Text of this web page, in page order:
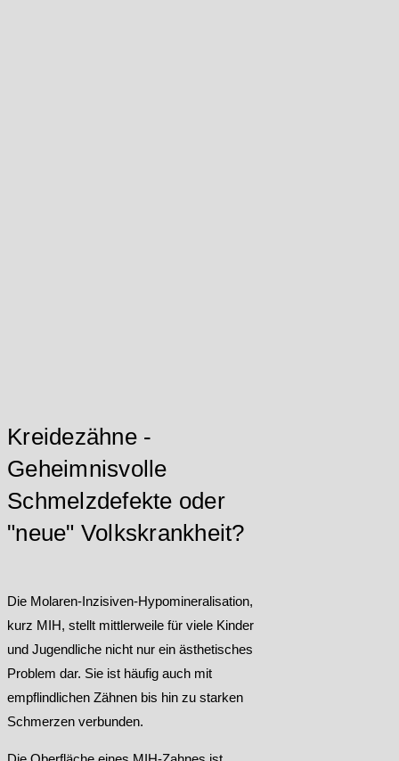
Kreidezähne -
Geheimnisvolle
Schmelzdefekte oder
"neue" Volkskrankheit?
Die Molaren-Inzisiven-Hypomineralisation,
kurz MIH, stellt mittlerweile für viele Kinder
und Jugendliche nicht nur ein ästhetisches
Problem dar. Sie ist häufig auch mit
empflindlichen Zähnen bis hin zu starken
Schmerzen verbunden.